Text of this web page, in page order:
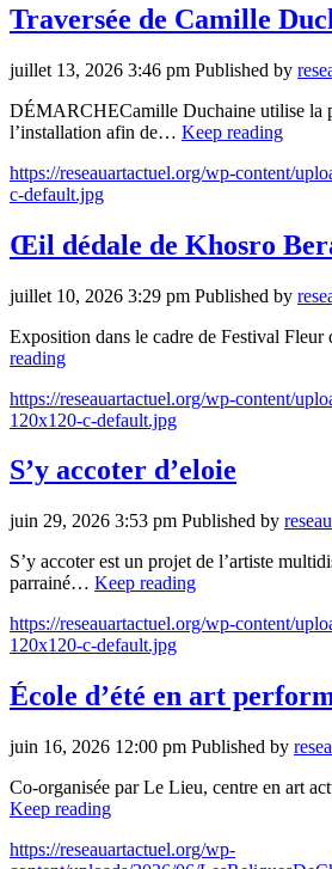
Traversée de Camille
juillet 13, 2026 3:46 pm Published by
DÉMARCHECamille Duchaine utilise la
l’installation afin de… Keep reading
https://reseauartactuel.org/wp-content/
c-default.jpg
Œil dédale de Khosro
juillet 10, 2026 3:29 pm Published by
Exposition dans le cadre de Festival
reading
https://reseauartactuel.org/wp-content/
120x120-c-default.jpg
S’y accoter d’eloie
juin 29, 2026 3:53 pm Published by
S’y accoter est un projet de l’artiste
parrainé… Keep reading
https://reseauartactuel.org/wp-content/
120x120-c-default.jpg
École d’été en art
juin 16, 2026 12:00 pm Published by
Co-organisée par Le Lieu, centre en art
Keep reading
https://reseauartactuel.org/wp-